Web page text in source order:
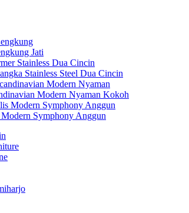
Jati
Stainless Steel Dua Cincin
Modern Nyaman Kokoh
Symphony Anggun